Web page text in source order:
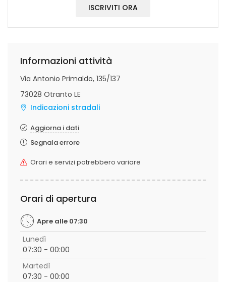
ISCRIVITI ORA
Informazioni attività
Via Antonio Primaldo, 135/137
73028 Otranto LE
Indicazioni stradali
Aggiorna i dati
Segnala errore
Orari e servizi potrebbero variare
Orari di apertura
Apre alle 07:30
Lunedì
07:30 - 00:00
Martedì
07:30 - 00:00